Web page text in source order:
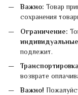
Важно: Товар
сохранения
Ограничение:
подлежит.
возврате
Важно!